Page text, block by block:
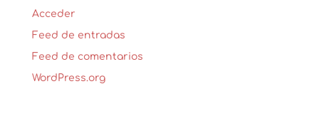
Acceder
Feed de entradas
Feed de comentarios
WordPress.org